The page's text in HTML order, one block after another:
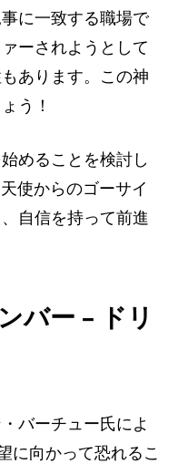
に一致する職場で
ーされようとして
あります。この神
う！
めることを検討し
使からのゴーサイ
自信を持って前進
バー – ドリ
バーチュー氏によ
に向かって恐れるこ